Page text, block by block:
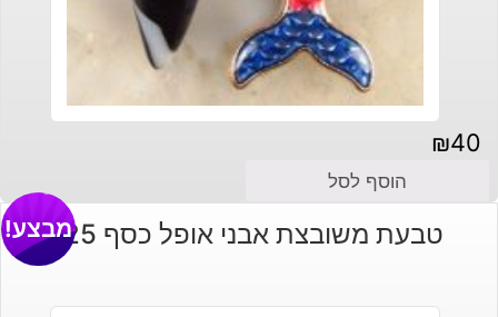
₪40
הוסף לסל
טבעת משובצת אבני אופל כסף 925 מבצע!